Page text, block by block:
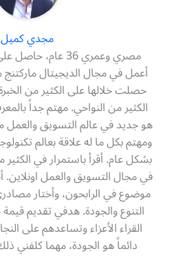
مجدي كميل
مصري وعمري 36
حصلت خلالها على الكثير من
الكثير من النواحي. مهتم جداً
هو جديد في عالم التسويق والعمل
ومهتم بكل ما له علاقة بعالم
بشكل عام. أقرأ باستمرار في
في مجال التسويق والعمل
موضوع في الرابحون، وأختار
التنوع والجودة. هدفي تقديم
القراء الأعزاء وتساعدهم على
دائماً هو الجودة، مهما